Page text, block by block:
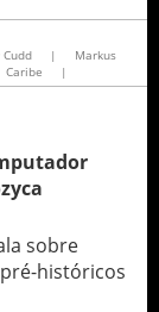
Cudd |
Markus
Caribe |
sobre
históricos